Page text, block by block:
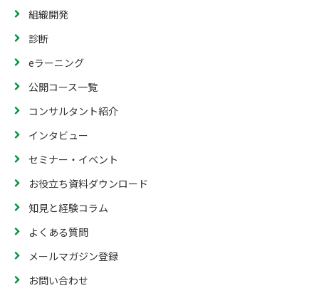
組織開発
診断
eラーニング
公開コース一覧
コンサルタント紹介
インタビュー
セミナー・イベント
お役立ち資料ダウンロード
知見と経験コラム
よくある質問
メールマガジン登録
お問い合わせ